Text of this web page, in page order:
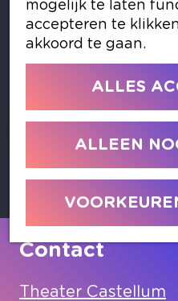
mogelijk te laten
accepteren te
akkoord te gaan.
ALLES
ALLEEN
Contact
Theater Castellum